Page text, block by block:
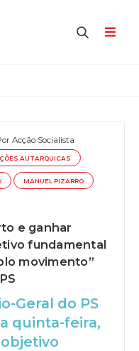
Acção Socialista
AUTARQUICAS
MANUEL PIZARRO
e ganhar
fundamental
movimento”
Geral do PS
quinta-feira,